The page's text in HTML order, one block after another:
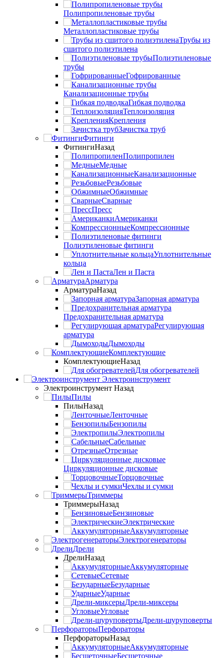
Полипропиленовые трубы
Металлопластиковые трубы
Трубы из
сшитого полиэтилена
Полиэтиленовые
трубы
Гофрированные
Канализационные трубы
Гибкая подводка
Теплоизоляция
Крепления
Зачистка труб
Фитинги
ФитингиНазад
Полипропилен
Медные
Канализационные
Резьбовые
Обжимные
Сварные
Пресс
Американки
Компрессионные
Полиэтиленовые фитинги
Уплотнительные
кольца
Лен и Паста
Арматура
АрматураНазад
Запорная арматура
Предохранительная арматура
Регулирующая
арматура
Дымоходы
Комплектующие
КомплектующиеНазад
Для обогревателей
Электроинструмент
Электроинструмент Назад
Пилы
ПилыНазад
Ленточные
Бензопилы
Электропилы
Сабельные
Отрезные
Циркуляционные дисковые
Торцовочные
Чехлы и сумки
Триммеры
ТриммерыНазад
Бензиновые
Электрические
Аккумуляторные
Электрогенераторы
Дрели
ДрелиНазад
Аккумуляторные
Сетевые
Безударные
Ударные
Дрели-миксеры
Угловые
Дрели-шуруповерты
Перфораторы
ПерфораторыНазад
Аккумуляторные
Бесщеточные